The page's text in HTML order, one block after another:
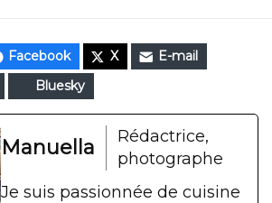
Facebook X
E-mail
Bluesky
Manuella
Rédactrice,
photographe
Je suis passionnée de cuisine